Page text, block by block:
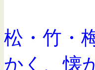
松・竹・
かく、懐